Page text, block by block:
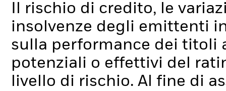
Il rischio di credito, le
insolvenze degli emittenti
sulla performance dei titoli
potenziali o effettivi del
livello di rischio. Al fine di